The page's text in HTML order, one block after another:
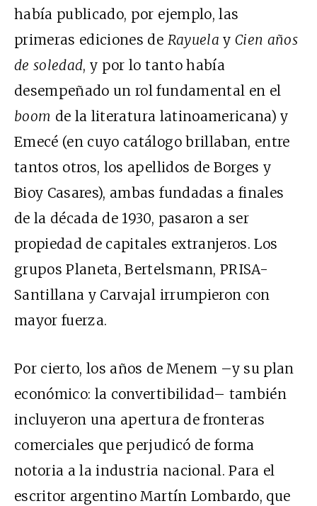
había publicado, por ejemplo, las
primeras ediciones de Rayuela y Cien años
de soledad, y por lo tanto había
desempeñado un rol fundamental en el
boom de la literatura latinoamericana) y
Emecé (en cuyo catálogo brillaban, entre
tantos otros, los apellidos de Borges y
Bioy Casares), ambas fundadas a finales
de la década de 1930, pasaron a ser
propiedad de capitales extranjeros. Los
grupos Planeta, Bertelsmann, PRISA-
Santillana y Carvajal irrumpieron con
mayor fuerza.
Por cierto, los años de Menem –y su plan
económico: la convertibilidad– también
incluyeron una apertura de fronteras
comerciales que perjudicó de forma
notoria a la industria nacional. Para el
escritor argentino Martín Lombardo, que